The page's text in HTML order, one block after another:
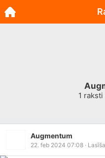
1 raksti
Augmentum
22. feb 2024 07:08 ·